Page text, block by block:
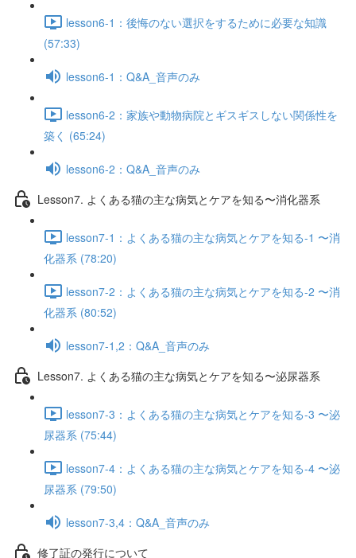
lesson6-1：後悔のない選択をするために必要な知識
(57:33)
lesson6-1：Q&A_音声のみ
lesson6-2：家族や動物病院とギスギスしない関係性を
築く (65:24)
lesson6-2：Q&A_音声のみ
Lesson7. よくある猫の主な病気とケアを知る〜消化器系
lesson7-1：よくある猫の主な病気とケアを知る-1 〜消
化器系 (78:20)
lesson7-2：よくある猫の主な病気とケアを知る-2 〜消
化器系 (80:52)
lesson7-1,2：Q&A_音声のみ
Lesson7. よくある猫の主な病気とケアを知る〜泌尿器系
lesson7-3：よくある猫の主な病気とケアを知る-3 〜泌
尿器系 (75:44)
lesson7-4：よくある猫の主な病気とケアを知る-4 〜泌
尿器系 (79:50)
lesson7-3,4：Q&A_音声のみ
修了証の発行について